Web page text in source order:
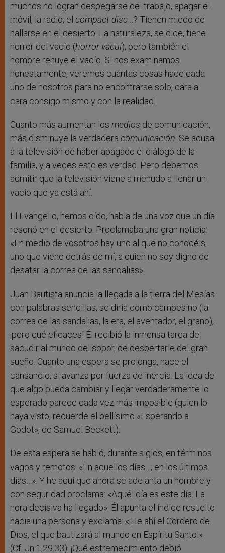
muchos no logran despegarse del trabajo, apagar el
móvil, la radio, el compact disc…? Tienen miedo de
hallarse en el desierto. La naturaleza, se dice, tiene
horror del vacío (horror vacui), pero también el
hombre rehuye el vacío. Si nos examinamos
honestamente, veremos cuántas cosas hace cada
uno de nosotros para no encontrarse solo, cara a
cara consigo mismo y con la realidad.
Cuanto más aumentan los medios de comunicación,
más disminuye la verdadera comunicación. Se acusa
a la televisión de haber apagado el diálogo de la
familia, y a veces esto es verdad. Pero debemos
admitir que la televisión viene a menudo a llenar un
vacío que ya está ahí.
El Evangelio, hemos oído, habla de una voz que un día
resonó en el desierto. Proclamaba una gran noticia:
«En medio de vosotros hay uno al que no conocéis,
uno que viene detrás de mí, a quien no soy digno de
desatar la correa de las sandalias».
Juan Bautista anuncia la llegada a la tierra del Mesías
con palabras sencillas, se diría como campesino (la
correa de las sandalias, la era, el aventador, el grano),
¡pero qué eficaces! Él recibió la inmensa tarea de
sacudir al mundo del sopor, de despertarle del gran
sueño. Cuanto una espera se prolonga, nace el
cansancio, si avanza por fuerza de inercia. La idea de
que algo pueda cambiar y llegar verdaderamente lo
esperado parece cada vez más imposible (quien lo
haya visto, recuerde el bellísimo «Esperando a
Godot», de Samuel Beckett).
De esta espera se habló, durante siglos, en términos
vagos y remotos: «En aquellos días…; en los últimos
días…». Y he aquí que ahora se adelanta un hombre y
con seguridad proclama: «Aquél día es este día. La
hora decisiva ha llegado». Él apunta el índice resuelto
hacia una persona y exclama: «¡He ahí el Cordero de
Dios, el que bautizará al mundo en Espíritu Santo!»
(Cf. Jn 1,29.33). ¡Qué estremecimiento debió